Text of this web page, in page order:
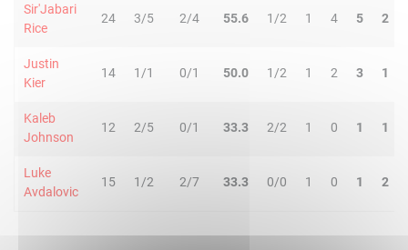
Sir'Jabari
Rice
24 3/5 2/4 55.6 1/2 1 4 5 2
Justin
Kier
14 1/1 0/1 50.0 1/2 1 2 3 1
Kaleb
Johnson
12 2/5 0/1 33.3 2/2 1 0 1 1
Luke
Avdalovic
15 1/2 2/7 33.3 0/0 1 0 1 2